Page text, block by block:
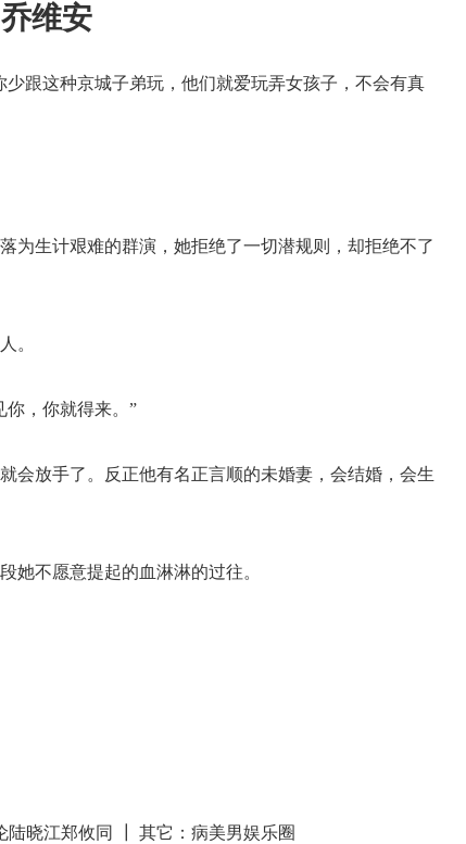
维安
跟这种京城子弟玩，他们就爱玩弄女孩子，不会有真
为生计艰难的群演，她拒绝了一切潜规则，却拒绝不了
。
你，你就得来。”
会放手了。反正他有名正言顺的未婚妻，会结婚，会生
她不愿意提起的血淋淋的过往。
晓江郑攸同 ┃ 其它：病美男娱乐圈